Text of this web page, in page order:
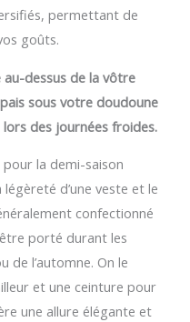
permettant de
goûts.
au-dessus de la vôtre
sous votre doudoune
des journées froides.
la demi-saison
d’une veste et le
confectionné
porté durant les
de l’automne. On le
et une ceinture pour
une allure élégante et